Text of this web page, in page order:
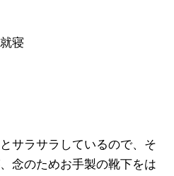
寝
サラサラしているので、そ
念のためお手製の靴下をは